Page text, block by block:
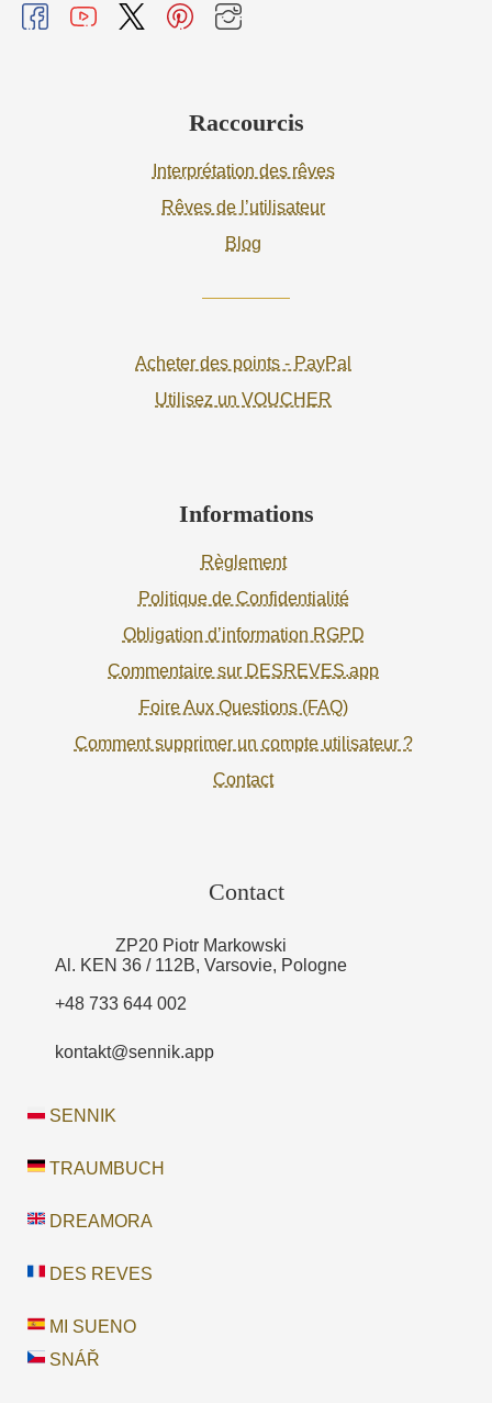
Raccourcis
Interprétation des rêves
Rêves de l’utilisateur
Blog
Acheter des points - PayPal
Utilisez un VOUCHER
Informations
Règlement
Politique de Confidentialité
Obligation d’information RGPD
Commentaire sur DESREVES.app
Foire Aux Questions (FAQ)
Comment supprimer un compte utilisateur ?
Contact
Contact
ZP20 Piotr Markowski
Al. KEN 36 / 112B, Varsovie, Pologne
+48 733 644 002
kontakt@sennik.app
SENNIK
TRAUMBUCH
DREAMORA
DES REVES
MI SUENO
SNÁŘ